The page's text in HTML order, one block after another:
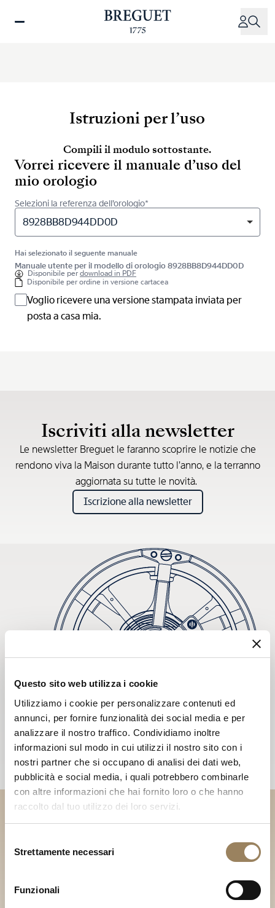
Questo sito web utilizza i cookie
Utilizziamo i cookie per personalizzare contenuti ed
annunci, per fornire funzionalità dei social media e per
analizzare il nostro traffico. Condividiamo inoltre
informazioni sul modo in cui utilizzi il nostro sito con i
nostri partner che si occupano di analisi dei dati web,
pubblicità e social media, i quali potrebbero combinarle
con altre informazioni che hai fornito loro o che hanno
raccolto dal tuo utilizzo dei loro servizi.
delStrettamente necessari
Funzionali
Istruzioni per l’uso
Compili il modulo sottostante.
Vorrei ricevere il manuale d’uso del
mio orologio
Selezioni la referenza dell’orologio*
8928BB8D944DD0D
Hai selezionato il seguente manuale
Manuale utente per il modello di orologio 8928BB8D944DD0D
Disponibile perdownload in PDF
Disponibile per ordine in versione cartacea
Voglio ricevere una versione stampata inviata per
posta a casa mia.
Iscriviti alla newsletter
Le newsletter Breguet le faranno scoprire le notizie che
rendono viva la Maison durante tutto l’anno, e la terranno
aggiornata su tutte le novità.
Iscrizione alla newsletter
Scopri le nostre collezioni in
Boutique